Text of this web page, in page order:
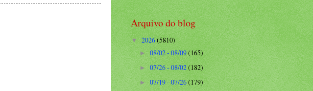
Arquivo do blog
▼2026(5810)
►08/02 - 08/09(165)
►07/26 - 08/02(182)
►07/19 - 07/26(179)